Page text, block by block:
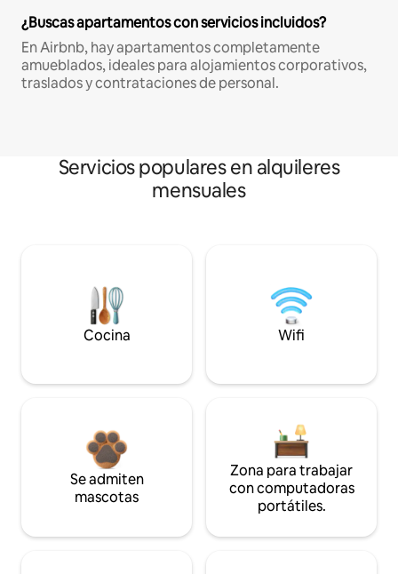
¿Buscas apartamentos con servicios incluidos?
En Airbnb, hay apartamentos completamente
amueblados, ideales para alojamientos corporativos,
traslados y contrataciones de personal.
Servicios populares en alquileres
mensuales
Cocina Wifi
Se admiten
mascotas
Zona para trabajar
con computadoras
portátiles.